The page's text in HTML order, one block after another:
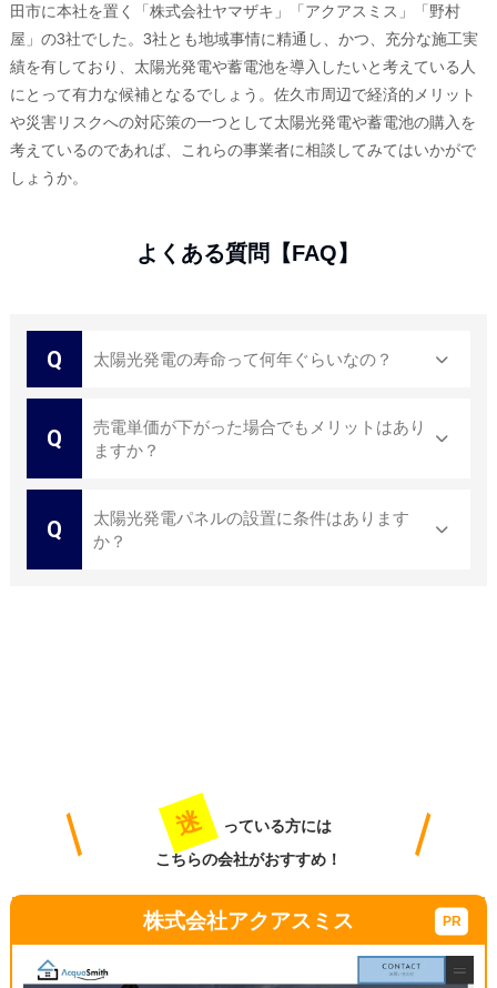
田市に本社を置く「株式会社ヤマザキ」「アクアスミス」「野村
屋」の3社でした。3社とも地域事情に精通し、かつ、充分な施工実
績を有しており、太陽光発電や蓄電池を導入したいと考えている人
にとって有力な候補となるでしょう。佐久市周辺で経済的メリット
や災害リスクへの対応策の一つとして太陽光発電や蓄電池の購入を
考えているのであれば、これらの事業者に相談してみてはいかがで
しょうか。
よくある質問【FAQ】
Q 太陽光発電の寿命って何年ぐらいなの？
Q
売電単価が下がった場合でもメリットはあり
ますか？
Q
太陽光発電パネルの設置に条件はあります
か？
迷
っている方には
こちらの会社がおすすめ！
株式会社アクアスミス